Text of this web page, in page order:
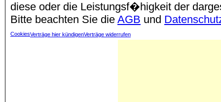
diese oder die Leistungsf�higkeit der
Bitte beachten Sie die AGB und
CookiesVerträge hier kündigenVerträge widerrufen